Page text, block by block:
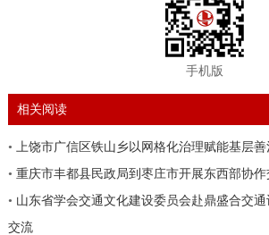
手机版
相关阅读
•
上饶市广信区铁山乡以网格化治理赋能基层善
• 重庆市丰都县民政局到枣庄市开展东西部协作
• 山东省学会交通文化建设委员会赴鼎盛合交
交流